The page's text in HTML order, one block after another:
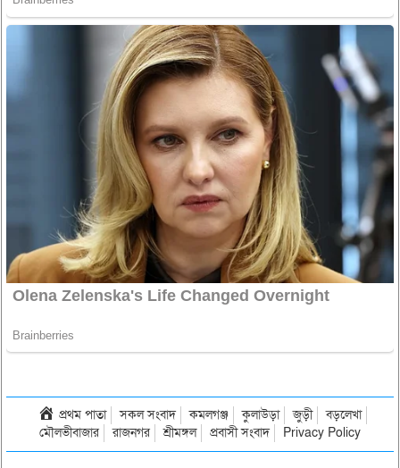
প্রথম পাতা সকল সংবাদ কমলগঞ্জ কুলাউড়া জুড়ী
বড়লেখা
মৌলভীবাজার
রাজনগর শ্রীমঙ্গল প্রবাসী সংবাদ Privacy Policy